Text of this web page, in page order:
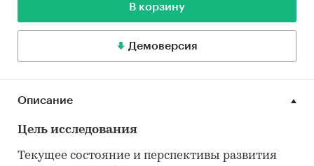
В корзину
Демоверсия
Описание
Цель исследования
Текущее состояние и перспективы развития